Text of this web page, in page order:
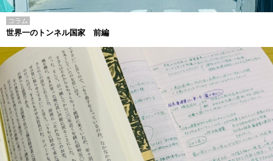
コラム
世界一のトンネル国家 前編